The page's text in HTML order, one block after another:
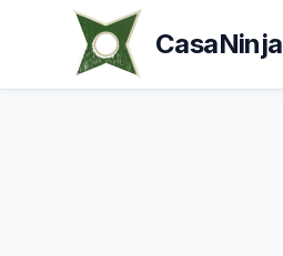
CasaNinja